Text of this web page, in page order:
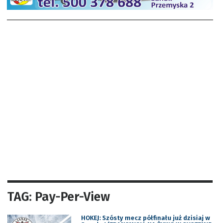
TAG: Pay-Per-View
HOKEJ: Szósty mecz półfinału już dzisiaj w